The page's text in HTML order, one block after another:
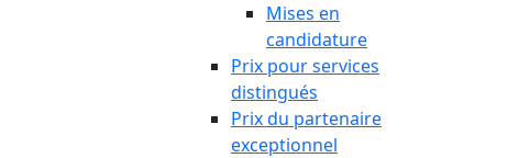
Mises en
candidature
Prix pour services
distingués
Prix du partenaire
exceptionnel